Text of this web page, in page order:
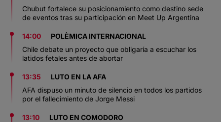
Chubut fortalece su posicionamiento como destino sede
de eventos tras su participación en Meet Up Argentina
14:00
POLÈMICA INTERNACIONAL
Chile debate un proyecto que obligaría a escuchar los
latidos fetales antes de abortar
13:35
LUTO EN LA AFA
AFA dispuso un minuto de silencio en todos los partidos
por el fallecimiento de Jorge Messi
13:10
LUTO EN COMODORO